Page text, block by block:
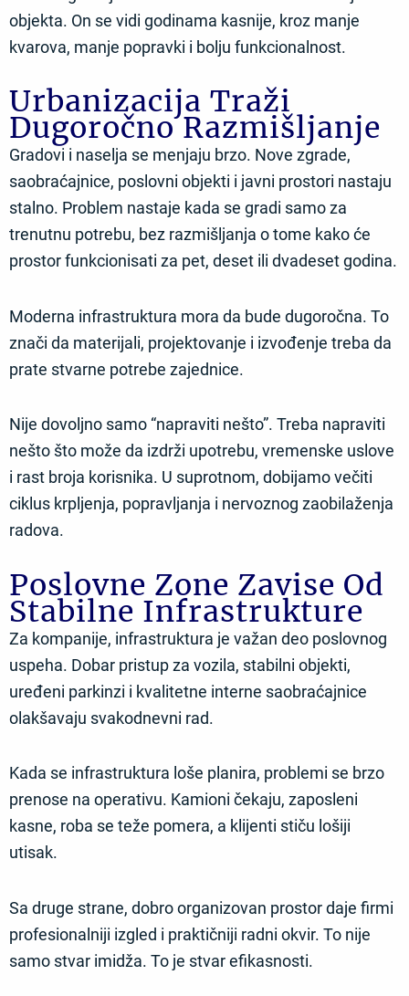
objekta. On se vidi godinama kasnije, kroz manje
kvarova, manje popravki i bolju funkcionalnost.
Urbanizacija Traži
Dugoročno Razmišljanje
Gradovi i naselja se menjaju brzo. Nove zgrade,
saobraćajnice, poslovni objekti i javni prostori nastaju
stalno. Problem nastaje kada se gradi samo za
trenutnu potrebu, bez razmišljanja o tome kako će
prostor funkcionisati za pet, deset ili dvadeset godina.
Moderna infrastruktura mora da bude dugoročna. To
znači da materijali, projektovanje i izvođenje treba da
prate stvarne potrebe zajednice.
Nije dovoljno samo “napraviti nešto”. Treba napraviti
nešto što može da izdrži upotrebu, vremenske uslove
i rast broja korisnika. U suprotnom, dobijamo večiti
ciklus krpljenja, popravljanja i nervoznog zaobilaženja
radova.
Poslovne Zone Zavise Od
Stabilne Infrastrukture
Za kompanije, infrastruktura je važan deo poslovnog
uspeha. Dobar pristup za vozila, stabilni objekti,
uređeni parkinzi i kvalitetne interne saobraćajnice
olakšavaju svakodnevni rad.
Kada se infrastruktura loše planira, problemi se brzo
prenose na operativu. Kamioni čekaju, zaposleni
kasne, roba se teže pomera, a klijenti stiču lošiji
utisak.
Sa druge strane, dobro organizovan prostor daje firmi
profesionalniji izgled i praktičniji radni okvir. To nije
samo stvar imidža. To je stvar efikasnosti.